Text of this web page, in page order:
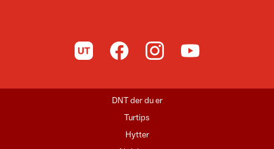
Til UT.no Til DNT på Facebook
Til DNT på Instagram
Til DNT på YouTube
DNT der du er
Turtips
Hytter